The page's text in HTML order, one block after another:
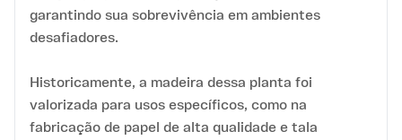
garantindo sua sobrevivência em ambientes
desafiadores.
Historicamente, a madeira dessa planta foi
valorizada para usos específicos, como na
fabricação de papel de alta qualidade e tala